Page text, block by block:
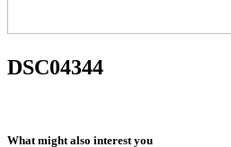
DSC04344
What might also interest you